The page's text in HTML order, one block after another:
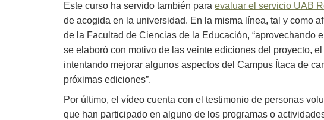
Este curso ha servido también para evaluar el servicio UAB
de acogida en la universidad. En la misma línea, tal y como
de la Facultad de Ciencias de la Educación, “aprovechando
se elaboró ​​con motivo de las veinte ediciones del proyecto, el
intentando mejorar algunos aspectos del Campus Ítaca de
próximas ediciones”.
Por último, el vídeo cuenta con el testimonio de personas
que han participado en alguno de los programas o